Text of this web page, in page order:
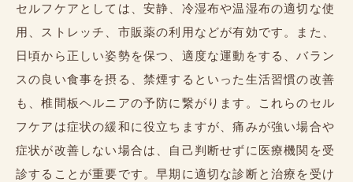
セルフケアとしては、安静、冷湿布や温湿布の適切な使
用、ストレッチ、市販薬の利用などが有効です。また、
日頃から正しい姿勢を保つ、適度な運動をする、バラン
スの良い食事を摂る、禁煙するといった生活習慣の改善
も、椎間板ヘルニアの予防に繋がります。これらのセル
フケアは症状の緩和に役立ちますが、痛みが強い場合や
症状が改善しない場合は、自己判断せずに医療機関を受
診することが重要です。早期に適切な診断と治療を受け